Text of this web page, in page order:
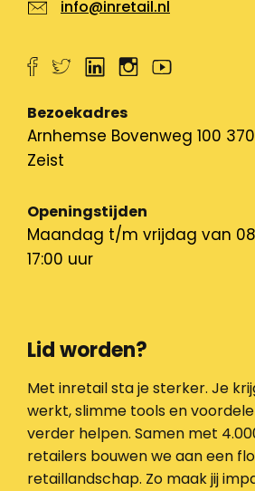
info@inretail.nl
Bezoekadres
Arnhemse Bovenweg 100
Zeist
Openingstijden
Maandag t/m vrijdag van
17:00 uur
Lid worden?
Met inretail sta je sterker. Je
werkt, slimme tools en
verder helpen. Samen met
retailers bouwen we aan een
retaillandschap. Zo maak jij